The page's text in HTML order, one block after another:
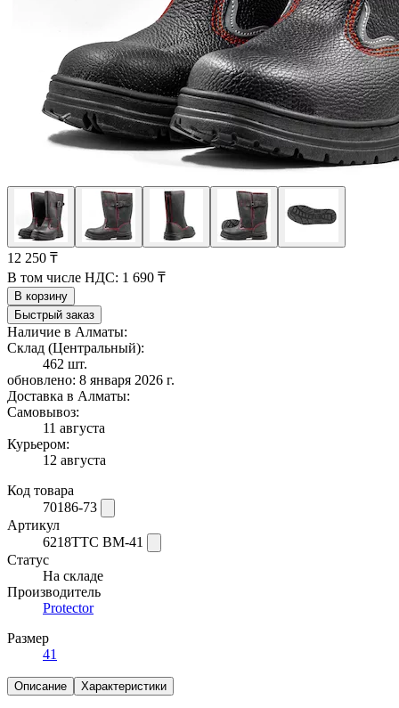
12 250 ₸
В том числе НДС: 1 690 ₸
В корзину
Быстрый заказ
Наличие в Алматы:
Склад (Центральный):
462 шт.
обновлено: 8 января 2026 г.
Доставка в Алматы:
Самовывоз:
11 августа
Курьером:
12 августа
Код товара
70186-73
Артикул
6218ТТС ВМ-41
Статус
На складе
Производитель
Protector
Размер
41
Описание Характеристики